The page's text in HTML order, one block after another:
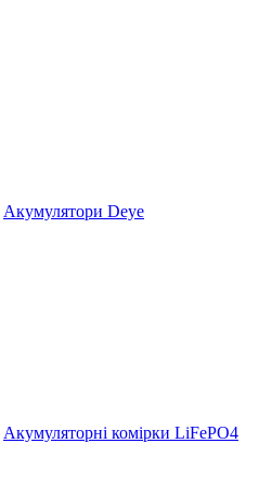
Акумулятори Deye
Акумуляторні комірки LiFePO4